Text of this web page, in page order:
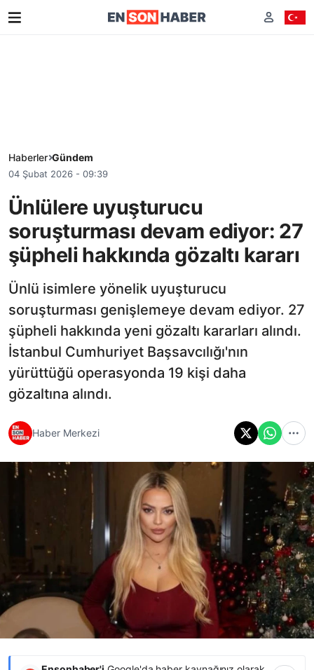
Haberler Gündem
04 Şubat 2026 - 09:39
Ünlülere uyuşturucu
soruşturması devam ediyor: 27
şüpheli hakkında gözaltı kararı
Ünlü isimlere yönelik uyuşturucu
soruşturması genişlemeye devam ediyor. 27
şüpheli hakkında yeni gözaltı kararları alındı.
İstanbul Cumhuriyet Başsavcılığı'nın
yürüttüğü operasyonda 19 kişi daha
gözaltına alındı.
Haber Merkezi